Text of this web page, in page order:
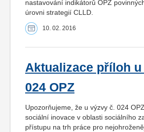
nastavování indikátorů OPZ
úrovni strategií CLLD.
10. 02. 2016
Aktualizace příloh
024 OPZ
Upozorňujeme, že u výzvy č. 024
sociální inovace v oblasti sociálního
přístupu na trh práce pro